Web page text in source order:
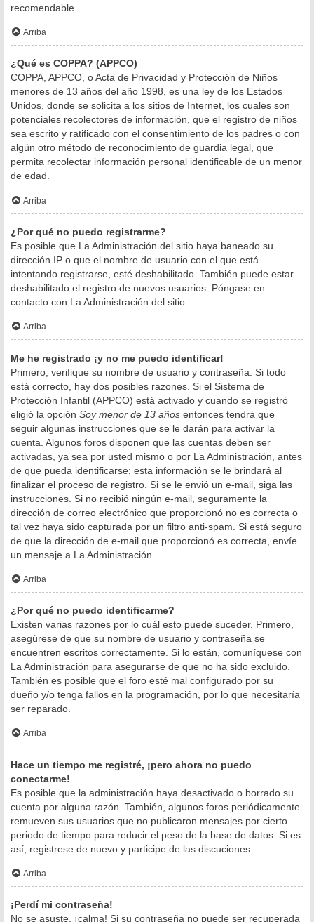
recomendable.
Arriba
¿Qué es COPPA? (APPCO)
COPPA, APPCO, o Acta de Privacidad y Protección de Niños
menores de 13 años del año 1998, es una ley de los Estados
Unidos, donde se solicita a los sitios de Internet, los cuales son
potenciales recolectores de información, que el registro de niños
sea escrito y ratificado con el consentimiento de los padres o con
algún otro método de reconocimiento de guardia legal, que
permita recolectar información personal identificable de un menor
de edad.
Arriba
¿Por qué no puedo registrarme?
Es posible que La Administración del sitio haya baneado su
dirección IP o que el nombre de usuario con el que está
intentando registrarse, esté deshabilitado. También puede estar
deshabilitado el registro de nuevos usuarios. Póngase en
contacto con La Administración del sitio.
Arriba
Me he registrado ¡y no me puedo identificar!
Primero, verifique su nombre de usuario y contraseña. Si todo
está correcto, hay dos posibles razones. Si el Sistema de
Protección Infantil (APPCO) está activado y cuando se registró
eligió la opción Soy menor de 13 años entonces tendrá que
seguir algunas instrucciones que se le darán para activar la
cuenta. Algunos foros disponen que las cuentas deben ser
activadas, ya sea por usted mismo o por La Administración, antes
de que pueda identificarse; esta información se le brindará al
finalizar el proceso de registro. Si se le envió un e-mail, siga las
instrucciones. Si no recibió ningún e-mail, seguramente la
dirección de correo electrónico que proporcionó no es correcta o
tal vez haya sido capturada por un filtro anti-spam. Si está seguro
de que la dirección de e-mail que proporcionó es correcta, envíe
un mensaje a La Administración.
Arriba
¿Por qué no puedo identificarme?
Existen varias razones por lo cuál esto puede suceder. Primero,
asegúrese de que su nombre de usuario y contraseña se
encuentren escritos correctamente. Si lo están, comuníquese con
La Administración para asegurarse de que no ha sido excluido.
También es posible que el foro esté mal configurado por su
dueño y/o tenga fallos en la programación, por lo que necesitaría
ser reparado.
Arriba
Hace un tiempo me registré, ¡pero ahora no puedo
conectarme!
Es posible que la administración haya desactivado o borrado su
cuenta por alguna razón. También, algunos foros periódicamente
remueven sus usuarios que no publicaron mensajes por cierto
periodo de tiempo para reducir el peso de la base de datos. Si es
así, registrese de nuevo y participe de las discuciones.
Arriba
¡Perdí mi contraseña!
No se asuste, ¡calma! Si su contraseña no puede ser recuperada